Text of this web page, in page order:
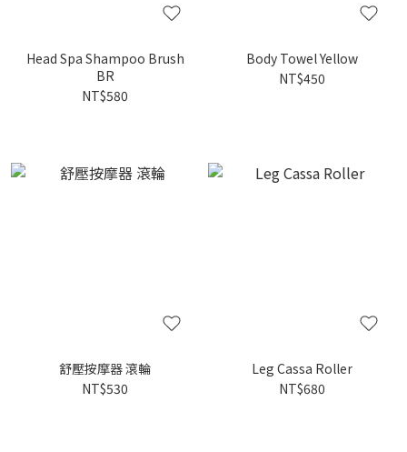
Head Spa Shampoo Brush
BR
NT$580
Body Towel Yellow
NT$450
舒壓按摩器 滾輪
NT$530
Leg Cassa Roller
NT$680